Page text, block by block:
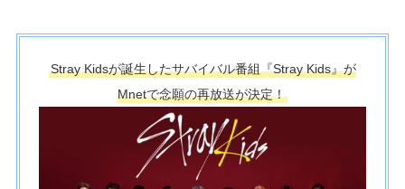
Stray Kidsが誕生したサバイバル番組『Stray Kids』が
Mnetで念願の再放送が決定！